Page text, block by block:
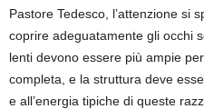
Pastore Tedesco, l’attenzione si
coprire adeguatamente gli occhi
lenti devono essere più ampie
completa, e la struttura deve
e all’energia tipiche di queste